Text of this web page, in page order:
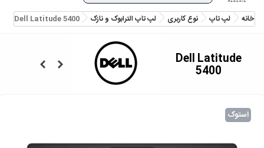
خانه لپ تاپ نوع کاربری لپ تاپ الترابوک و نازک Dell Latitude 5400
Dell Latitude
5400
استوک